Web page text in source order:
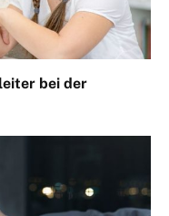
bei der